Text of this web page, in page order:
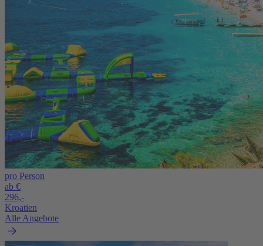
pro Person
ab €
296,-
Kroatien
Alle Angebote